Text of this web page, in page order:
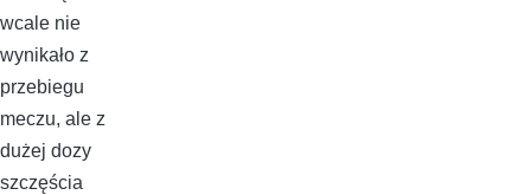
wcale nie
wynikało z
przebiegu
meczu, ale z
dużej dozy
szczęścia